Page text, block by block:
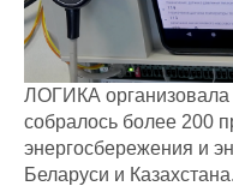
ЛОГИКА организовала
собралось более 200
энергосбережения и
Беларуси и